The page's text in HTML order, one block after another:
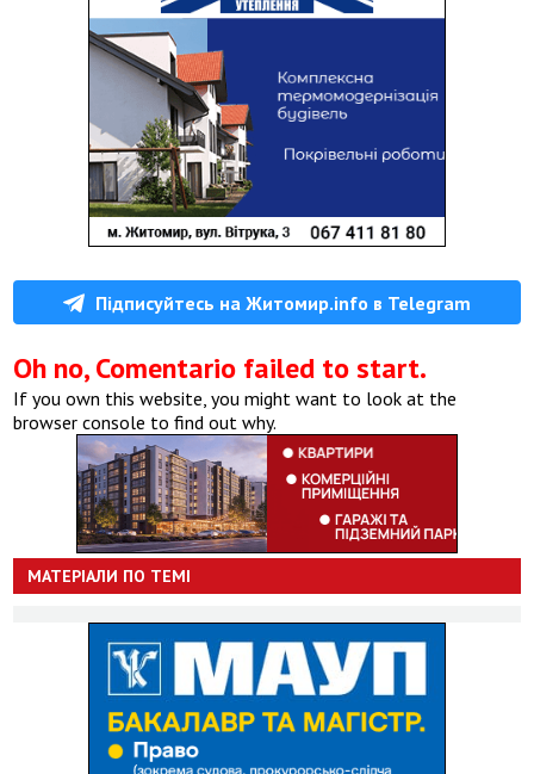
Підписуйтесь на Житомир.info в Telegram
Oh no, Comentario failed to start.
If you own this website, you might want to look at the
browser console to find out why.
МАТЕРІАЛИ ПО ТЕМІ